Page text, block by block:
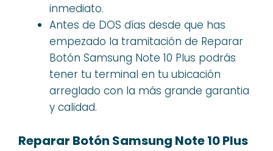
inmediato.
Antes de DOS días desde que has
empezado la tramitación de Reparar
Botón Samsung Note 10 Plus podrás
tener tu terminal en tu ubicación
arreglado con la más grande garantia
y calidad.
Reparar Botón Samsung Note 10 Plus